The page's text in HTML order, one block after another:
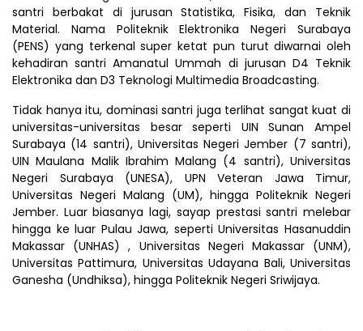
santri berbakat di jurusan Statistika, Fisika, dan Teknik
Material. Nama Politeknik Elektronika Negeri Surabaya
(PENS) yang terkenal super ketat pun turut diwarnai oleh
kehadiran santri Amanatul Ummah di jurusan D4 Teknik
Elektronika dan D3 Teknologi Multimedia Broadcasting.
Tidak hanya itu, dominasi santri juga terlihat sangat kuat di
universitas-universitas besar seperti UIN Sunan Ampel
Surabaya (14 santri), Universitas Negeri Jember (7 santri),
UIN Maulana Malik Ibrahim Malang (4 santri), Universitas
Negeri Surabaya (UNESA), UPN Veteran Jawa Timur,
Universitas Negeri Malang (UM), hingga Politeknik Negeri
Jember. Luar biasanya lagi, sayap prestasi santri melebar
hingga ke luar Pulau Jawa, seperti Universitas Hasanuddin
Makassar (UNHAS) , Universitas Negeri Makassar (UNM),
Universitas Pattimura, Universitas Udayana Bali, Universitas
Ganesha (Undhiksa), hingga Politeknik Negeri Sriwijaya.